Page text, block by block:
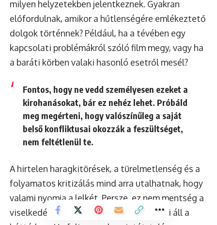
milyen helyzetekben jelentkeznek. Gyakran
előfordulnak, amikor a hűtlenségére emlékeztető
dolgok történnek? Például, ha a tévében egy
kapcsolati problémákról szóló film megy, vagy ha
a baráti körben valaki hasonló esetről mesél?
Fontos, hogy ne vedd személyesen ezeket a
kirohanásokat, bár ez nehéz lehet. Próbáld
meg megérteni, hogy valószínűleg a saját
belső konfliktusai okozzák a feszültséget,
nem feltétlenül te.
A hirtelen haragkitörések, a türelmetlenség és a
folyamatos kritizálás mind arra utalhatnak, hogy
valami nyomja a lelkét. Persze, ez nem mentség a
viselkedésére, de segíthet megérteni, mi áll a